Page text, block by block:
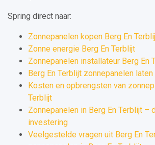
Spring direct naar:
Zonnepanelen kopen Berg En
Zonne energie Berg En Terblijt
Zonnepanelen installateur Berg En
Berg En Terblijt zonnepanelen
Kosten en opbrengsten van
Terblijt
Zonnepanelen in Berg En Terblijt –
investering
Veelgestelde vragen uit Berg En